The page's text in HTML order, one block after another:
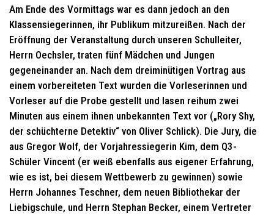
Am Ende des Vormittags war es dann jedoch an den
Klassensiegerinnen, ihr Publikum mitzureißen. Nach der
Eröffnung der Veranstaltung durch unseren Schulleiter,
Herrn Oechsler, traten fünf Mädchen und Jungen
gegeneinander an. Nach dem dreiminütigen Vortrag aus
einem vorbereiteten Text wurden die Vorleserinnen und
Vorleser auf die Probe gestellt und lasen reihum zwei
Minuten aus einem ihnen unbekannten Text vor („Rory Shy,
der schüchterne Detektiv“ von Oliver Schlick). Die Jury, die
aus Gregor Wolf, der Vorjahressiegerin Kim, dem Q3-
Schüler Vincent (er weiß ebenfalls aus eigener Erfahrung,
wie es ist, bei diesem Wettbewerb zu gewinnen) sowie
Herrn Johannes Teschner, dem neuen Bibliothekar der
Liebigschule, und Herrn Stephan Becker, einem Vertreter